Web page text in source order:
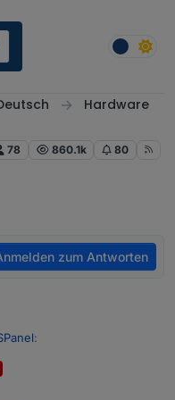
Hardware
78 860.1k 80
zum Antworten
: